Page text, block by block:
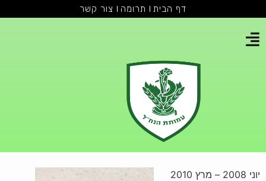
דף הבית תרומה צור קשר
יוני 2008 – מרץ 2010